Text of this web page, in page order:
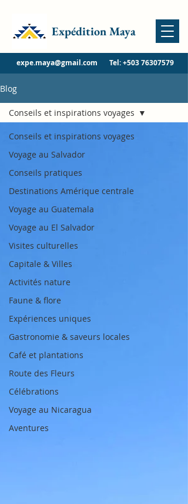
expe.maya@gmail.com Tel:+503 76307579
Expédition Maya
Blog
Conseils et inspirations voyages
Voyage au Salvador
Conseils pratiques
Destinations Amérique centrale
Voyage au Guatemala
Voyage au El Salvador
Visites culturelles
Capitale & Villes
Activités nature
Faune & flore
Expériences uniques
Gastronomie & saveurs locales
Café et plantations
Route des Fleurs
Célébrations
Voyage au Nicaragua
Aventures
Conseils et inspirations voyages